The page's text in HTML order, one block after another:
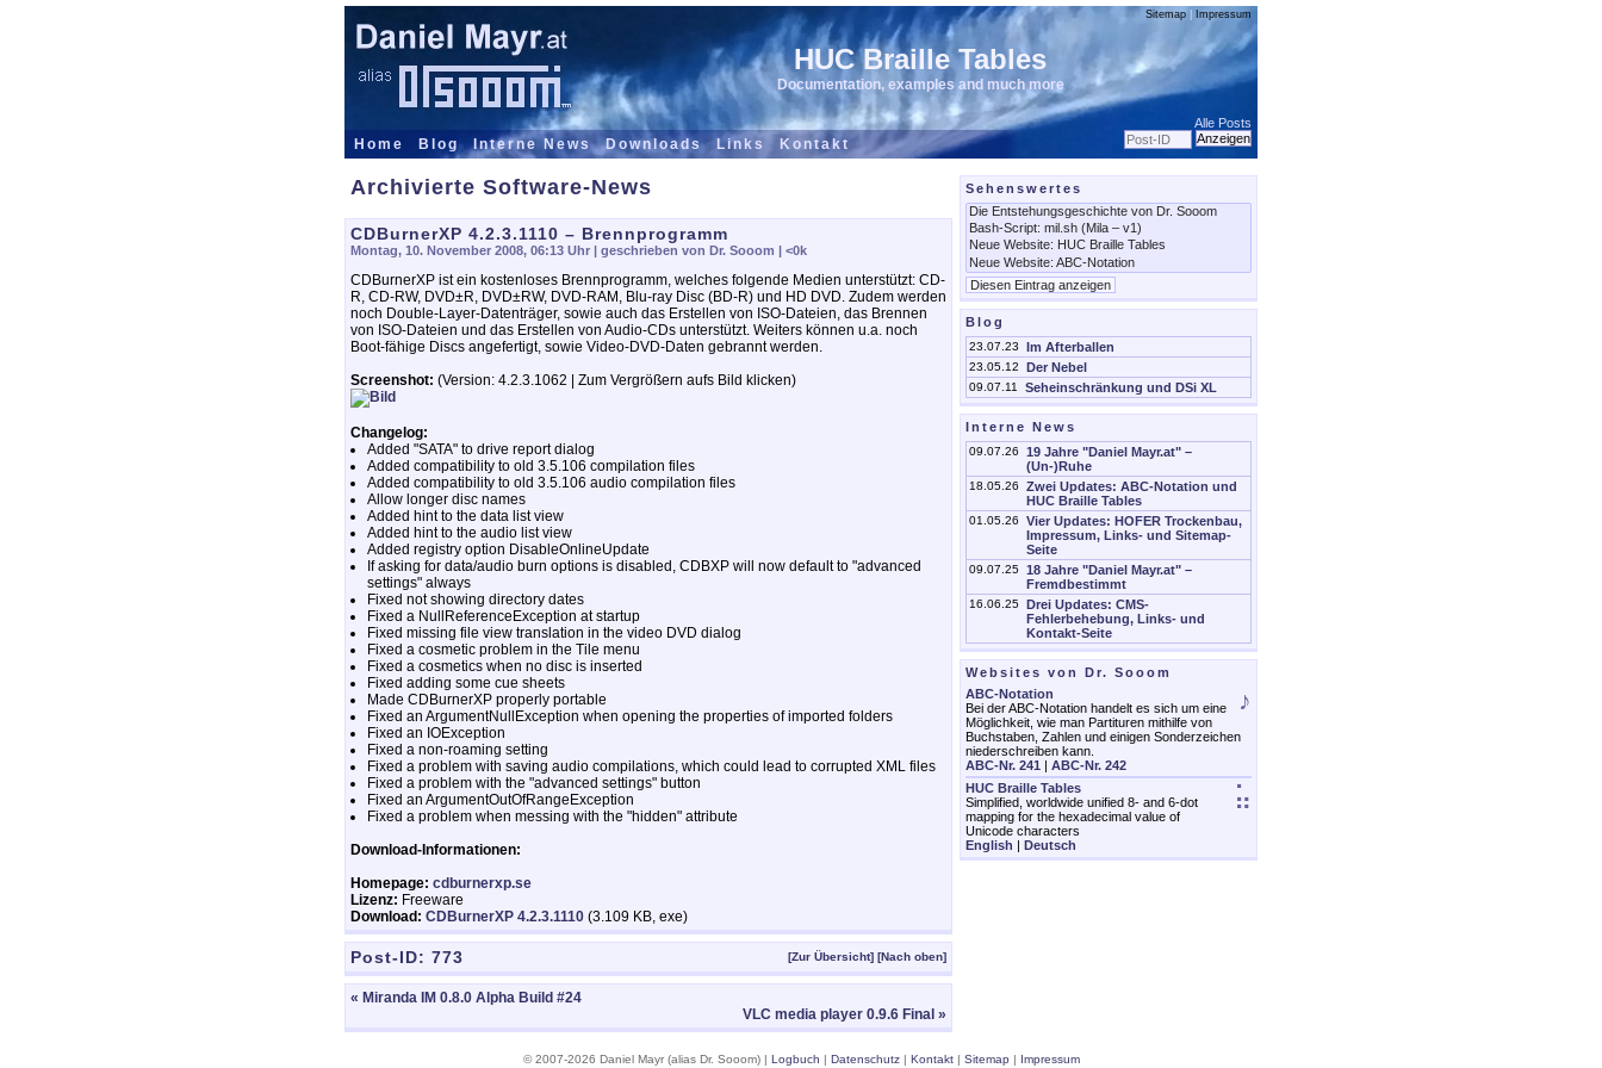
Sitemap Impressum
HUC Braille Tables
Documentation, examples and much more
Alle Posts
Home Blog Interne News Downloads Links Kontakt
Archivierte Software-News
CDBurnerXP 4.2.3.1110 – Brennprogramm
Montag, 10. November 2008, 06:13 Uhr | geschrieben von Dr. Sooom | <0k
CDBurnerXP ist ein kostenloses Brennprogramm, welches folgende Medien unterstützt: CD-
R, CD-RW, DVD±R, DVD±RW, DVD-RAM, Blu-ray Disc (BD-R) und HD DVD. Zudem werden
noch Double-Layer-Datenträger, sowie auch das Erstellen von ISO-Dateien, das Brennen
von ISO-Dateien und das Erstellen von Audio-CDs unterstützt. Weiters können u.a. noch
Boot-fähige Discs angefertigt, sowie Video-DVD-Daten gebrannt werden.
Screenshot: (Version: 4.2.3.1062 | Zum Vergrößern aufs Bild klicken)
Changelog:
Added "SATA" to drive report dialog
Added compatibility to old 3.5.106 compilation files
Added compatibility to old 3.5.106 audio compilation files
Allow longer disc names
Added hint to the data list view
Added hint to the audio list view
Added registry option DisableOnlineUpdate
If asking for data/audio burn options is disabled, CDBXP will now default to "advanced
settings" always
Fixed not showing directory dates
Fixed a NullReferenceException at startup
Fixed missing file view translation in the video DVD dialog
Fixed a cosmetic problem in the Tile menu
Fixed a cosmetics when no disc is inserted
Fixed adding some cue sheets
Made CDBurnerXP properly portable
Fixed an ArgumentNullException when opening the properties of imported folders
Fixed an IOException
Fixed a non-roaming setting
Fixed a problem with saving audio compilations, which could lead to corrupted XML files
Fixed a problem with the "advanced settings" button
Fixed an ArgumentOutOfRangeException
Fixed a problem when messing with the "hidden" attribute
Download-Informationen:
Homepage: cdburnerxp.se
Lizenz: Freeware
Download: CDBurnerXP 4.2.3.1110 (3.109 KB, exe)
[Zur Übersicht] [Nach oben]
Post-ID: 773
« Miranda IM 0.8.0 Alpha Build #24
VLC media player 0.9.6 Final »
Sehenswertes
Blog
23.07.23 Im Afterballen
23.05.12 Der Nebel
09.07.11 Seheinschränkung und DSi XL
Interne News
09.07.26
19 Jahre "Daniel Mayr.at" –
(Un-)Ruhe
18.05.26
Zwei Updates: ABC-Notation und
HUC Braille Tables
01.05.26
Vier Updates: HOFER Trockenbau,
Impressum, Links- und Sitemap-
Seite
09.07.25 18 Jahre "Daniel Mayr.at" –
Fremdbestimmt
16.06.25 Drei Updates: CMS-
Fehlerbehebung, Links- und
Kontakt-Seite
Websites von Dr. Sooom
♪
ABC-Notation
Bei der ABC-Notation handelt es sich um eine
Möglichkeit, wie man Partituren mithilfe von
Buchstaben, Zahlen und einigen Sonderzeichen
niederschreiben kann.
ABC-Nr. 241 | ABC-Nr. 242
⣥
HUC Braille Tables
Simplified, worldwide unified 8- and 6-dot
mapping for the hexadecimal value of
Unicode characters
English | Deutsch
© 2007-2026 Daniel Mayr (alias Dr. Sooom) | Logbuch | Datenschutz| Kontakt| Sitemap | Impressum